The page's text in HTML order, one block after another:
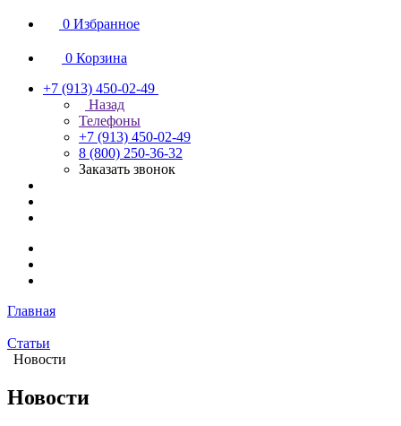
0 Избранное
0 Корзина
+7 (913) 450-02-49
Назад
Телефоны
+7 (913) 450-02-49
8 (800) 250-36-32
Заказать звонок
Главная
Статьи
Новости
Новости